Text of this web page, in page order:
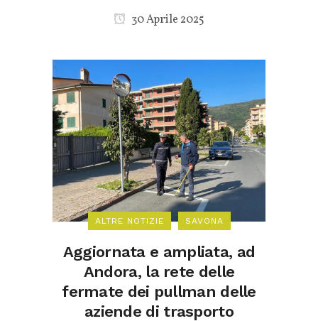
30 Aprile 2025
ALTRE NOTIZIE SAVONA
Aggiornata e ampliata, ad
Andora, la rete delle
fermate dei pullman delle
aziende di trasporto